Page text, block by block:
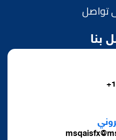
تواصل
بنا